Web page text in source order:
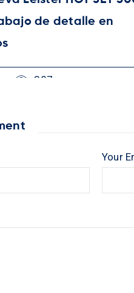
de detalle en
387
Your